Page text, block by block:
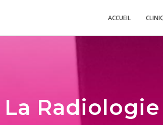
ACCUEIL
La